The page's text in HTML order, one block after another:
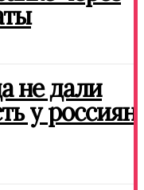
не дали
у россиян